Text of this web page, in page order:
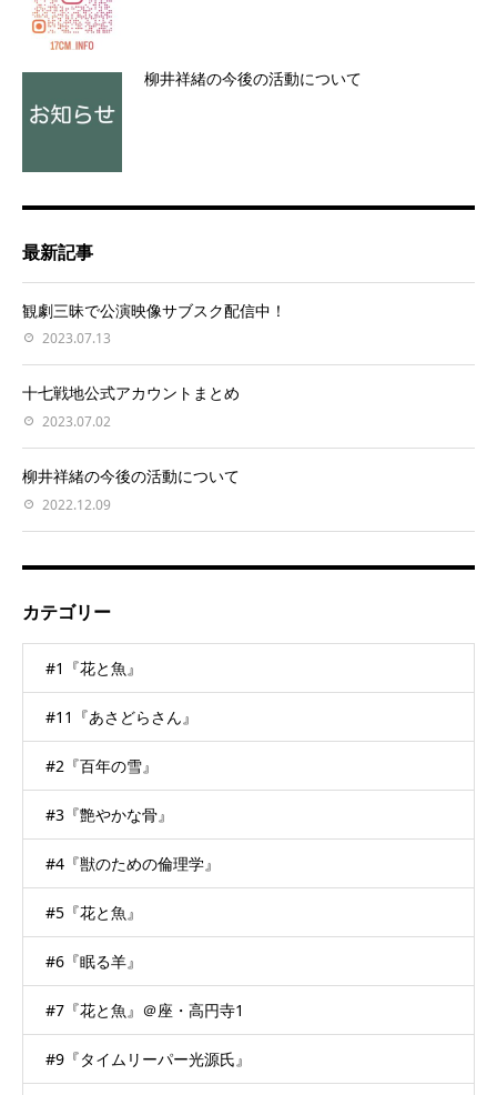
柳井祥緒の今後の活動について
最新記事
観劇三昧で公演映像サブスク配信中！
2023.07.13
十七戦地公式アカウントまとめ
2023.07.02
柳井祥緒の今後の活動について
2022.12.09
カテゴリー
#1『花と魚』
#11『あさどらさん』
#2『百年の雪』
#3『艶やかな骨』
#4『獣のための倫理学』
#5『花と魚』
#6『眠る羊』
#7『花と魚』＠座・高円寺1
#9『タイムリーパー光源氏』